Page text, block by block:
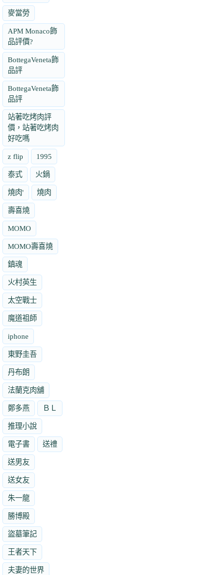
麥當勞
APM Monaco飾
品評價?
BottegaVeneta飾
品評
BottegaVeneta飾
品評
站著吃烤肉評
價，站著吃烤肉
好吃嗎
z flip 1995
泰式 火鍋
燒肉' 燒肉
壽喜燒
MOMO
MOMO壽喜燒
鎮魂
火村英生
太空戰士
魔道祖師
iphone
東野圭吾
丹布朗
法蘭克肉舖
鄭多燕 ＢＬ
推理小說
電子書 送禮
送男友
送女友
朱一龍
勝博殿
盜墓筆記
王者天下
夫妻的世界